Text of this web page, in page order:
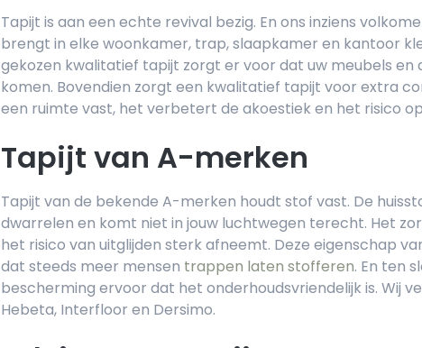
Tapijt is aan een echte revival bezig. En ons inziens
brengt in elke woonkamer, trap, slaapkamer en kantoor
gekozen kwalitatief tapijt zorgt er voor dat uw meubels
komen. Bovendien zorgt een kwalitatief tapijt voor extra
een ruimte vast, het verbetert de akoestiek en het risico
Tapijt van A-merken
Tapijt van de bekende A-merken houdt stof vast. De
dwarrelen en komt niet in jouw luchtwegen terecht. Het
het risico van uitglijden sterk afneemt. Deze eigenschap
dat steeds meer mensen trappen laten stofferen. En ten
bescherming ervoor dat het onderhoudsvriendelijk is. Wij
Hebeta, Interfloor en Dersimo.